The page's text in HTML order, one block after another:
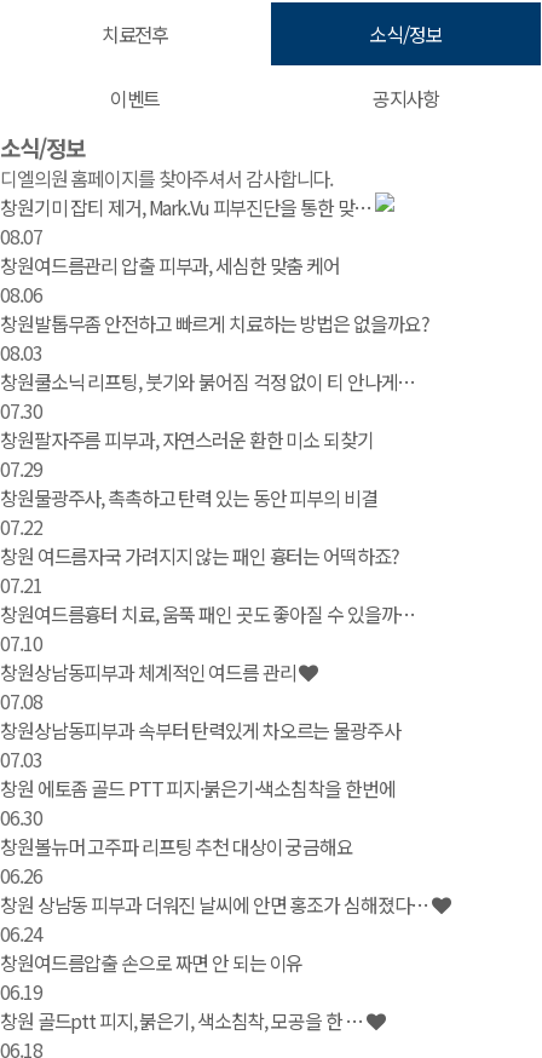
치료전후 소식/정보
이벤트 공지사항
소식/정보 | 창원 피부과 디엘의원
소식/정보
디엘의원 홈페이지를 찾아주셔서 감사합니다.
창원기미 잡티 제거, Mark.Vu 피부진단을 통한 맞…
08.07
창원여드름관리 압출 피부과, 세심한 맞춤 케어
08.06
창원발톱무좀 안전하고 빠르게 치료하는 방법은 없을까요?
08.03
창원쿨소닉 리프팅, 붓기와 붉어짐 걱정 없이 티 안나게…
07.30
창원팔자주름 피부과, 자연스러운 환한 미소 되찾기
07.29
창원물광주사, 촉촉하고 탄력 있는 동안 피부의 비결
07.22
창원 여드름자국 가려지지 않는 패인 흉터는 어떡하죠?
07.21
창원여드름흉터 치료, 움푹 패인 곳도 좋아질 수 있을까…
07.10
창원상남동피부과 체계적인 여드름 관리
07.08
창원상남동피부과 속부터 탄력있게 차오르는 물광주사
07.03
창원 에토좀 골드 PTT 피지·붉은기·색소침착을 한번에
06.30
창원볼뉴머 고주파 리프팅 추천 대상이 궁금해요
06.26
창원 상남동 피부과 더워진 날씨에 안면 홍조가 심해졌다…
06.24
창원여드름압출 손으로 짜면 안 되는 이유
06.19
창원 골드ptt 피지, 붉은기, 색소침착, 모공을 한 …
06.18